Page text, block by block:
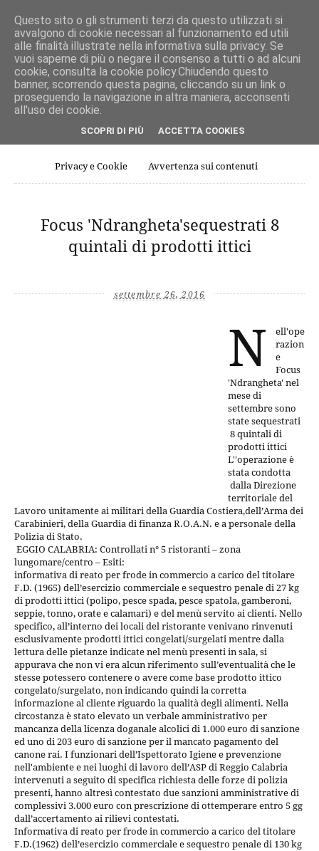
Comitato scientifico Redazione e Contatti
Privacy e Cookie Avvertenza sui contenuti
Focus 'Ndrangheta'sequestrati 8
quintali di prodotti ittici
settembre 26, 2016
N
ell'ope
razion
e
Focus
'Ndrangheta' nel
mese di
settembre sono
state sequestrati
8 quintali di
prodotti ittici
L''operazione è
stata condotta
dalla Direzione
territoriale del
Lavoro unitamente ai militari della Guardia Costiera,dell’Arma dei
Carabinieri, della Guardia di finanza R.O.A.N. e a personale della
Polizia di Stato.
EGGIO CALABRIA: Controllati n° 5 ristoranti – zona
lungomare/centro – Esiti:
informativa di reato per frode in commercio a carico del titolare
F.D. (1965) dell’esercizio commerciale e sequestro penale di 27 kg
di prodotti ittici (polipo, pesce spada, pesce spatola, gamberoni,
seppie, tonno, orate e calamari) e del menù servito ai clienti. Nello
specifico, all’interno dei locali del ristorante venivano rinvenuti
esclusivamente prodotti ittici congelati/surgelati mentre dalla
lettura delle pietanze indicate nel menù presenti in sala, si
appurava che non vi era alcun riferimento sull’eventualità che le
stesse potessero contenere o avere come base prodotto ittico
congelato/surgelato, non indicando quindi la corretta
informazione al cliente riguardo la qualità degli alimenti. Nella
circostanza è stato elevato un verbale amministrativo per
mancanza della licenza doganale alcolici di 1.000 euro di sanzione
ed uno di 203 euro di sanzione per il mancato pagamento del
canone rai. I funzionari dell’Ispettorato Igiene e prevenzione
nell'ambiente e nei luoghi di lavoro dell’ASP di Reggio Calabria
intervenuti a seguito di specifica richiesta delle forze di polizia
presenti, hanno altresì contestato due sanzioni amministrative di
complessivi 3.000 euro con prescrizione di ottemperare entro 5 gg
dall’accertamento ai rilievi contestati.
Informativa di reato per frode in commercio a carico del titolare
F.D.(1962) dell’esercizio commerciale e sequestro penale di 130 kg
Questo sito o gli strumenti terzi da questo utilizzati si
avvalgono di cookie necessari al funzionamento ed utili
alle finalità illustrate nella informativa sulla privacy. Se
vuoi saperne di più o negare il consenso a tutti o ad alcuni
cookie, consulta la cookie policy.Chiudendo questo
banner, scorrendo questa pagina, cliccando su un link o
proseguendo la navigazione in altra maniera, acconsenti
all'uso dei cookie.
SCOPRI DI PIÙ ACCETTA COOKIES